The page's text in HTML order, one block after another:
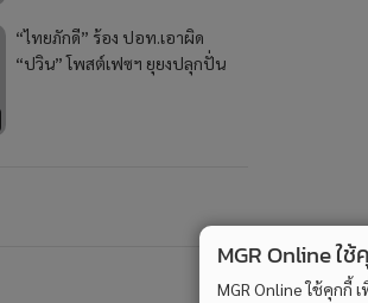
“ไทยภักดี” ร้อง ปอท.เอาผิด
“ปวิน” โพสต์เฟซฯ ยุยงปลุกปั่น
MGR Online ใ
MGR Online ใช้คุกกี้